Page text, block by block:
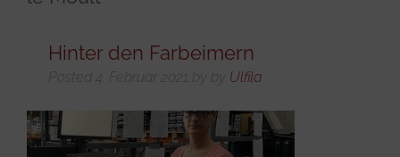
Innenfarben
Verdünner & Reiniger
Infos & Tipps
Hinter den Farbeimern
Posted 4. Februar 2021 by by Ulfila